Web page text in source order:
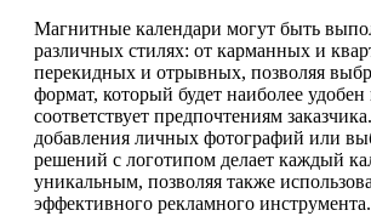
Магнитные календари могут быть
различных стилях: от карманных и
перекидных и отрывных, позволяя
формат, который будет наиболее удобен
соответствует предпочтениям
добавления личных фотографий или
решений с логотипом делает каждый
уникальным, позволяя также
эффективного рекламного инструмента.